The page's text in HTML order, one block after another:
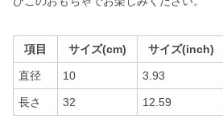
項目 サイズ(cm) サイズ(inch)
直径 10 3.93
長さ 32 12.59